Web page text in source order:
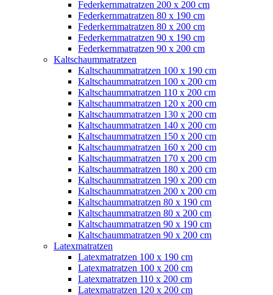
Federkernmatratzen 200 x 200 cm
Federkernmatratzen 80 x 190 cm
Federkernmatratzen 80 x 200 cm
Federkernmatratzen 90 x 190 cm
Federkernmatratzen 90 x 200 cm
Kaltschaummatratzen
Kaltschaummatratzen 100 x 190 cm
Kaltschaummatratzen 100 x 200 cm
Kaltschaummatratzen 110 x 200 cm
Kaltschaummatratzen 120 x 200 cm
Kaltschaummatratzen 130 x 200 cm
Kaltschaummatratzen 140 x 200 cm
Kaltschaummatratzen 150 x 200 cm
Kaltschaummatratzen 160 x 200 cm
Kaltschaummatratzen 170 x 200 cm
Kaltschaummatratzen 180 x 200 cm
Kaltschaummatratzen 190 x 200 cm
Kaltschaummatratzen 200 x 200 cm
Kaltschaummatratzen 80 x 190 cm
Kaltschaummatratzen 80 x 200 cm
Kaltschaummatratzen 90 x 190 cm
Kaltschaummatratzen 90 x 200 cm
Latexmatratzen
Latexmatratzen 100 x 190 cm
Latexmatratzen 100 x 200 cm
Latexmatratzen 110 x 200 cm
Latexmatratzen 120 x 200 cm